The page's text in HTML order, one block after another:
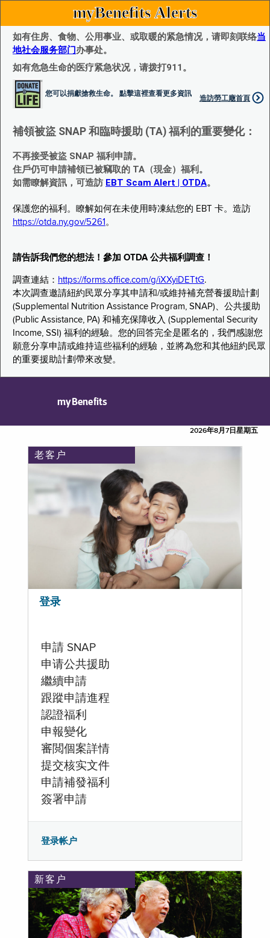
myBenefits Alerts
如有住房、食物、公用事业、或取暖的紧急情况，请即刻联络当
地社会服务部门办事处。
如有危急生命的医疗紧急状况，请拨打911。
您可以捐獻搶救生命。 點擊這裡查看更多資訊
造訪勞工廰首頁
補領被盜 SNAP 和臨時援助 (TA) 福利的重要變化：
不再接受被盜 SNAP 福利申請。
住戶仍可申請補領已被竊取的 TA（現金）福利。
如需瞭解資訊，可造訪 EBT Scam Alert | OTDA。
保護您的福利。瞭解如何在未使用時凍結您的 EBT 卡。造訪
https://otda.ny.gov/5261 。
請告訴我們您的想法！參加 OTDA 公共福利調查！
調查連結： https://forms.office.com/g/iXXyiDETtG.
本次調查邀請紐約民眾分享其申請和/或維持補充營養援助計劃
(Supplemental Nutrition Assistance Program, SNAP)、公共援助
(Public Assistance, PA) 和補充保障收入 (Supplemental Security
Income, SSI) 福利的經驗。您的回答完全是匿名的，我們感謝您
願意分享申請或維持這些福利的經驗，並將為您和其他紐約民眾
的重要援助計劃帶來改變。
myBenefits
2026年8月7日星期五
老客户
登录
申請 SNAP
申请公共援助
繼續申請
跟蹤申請進程
認證福利
申報變化
審閲個案詳情
提交核实文件
申請補發福利
簽署申請
登录帐户
新客户